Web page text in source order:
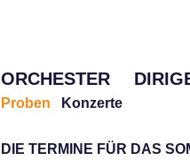
ORCHESTER
Proben Konzerte
DIE TERMINE FÜR DAS